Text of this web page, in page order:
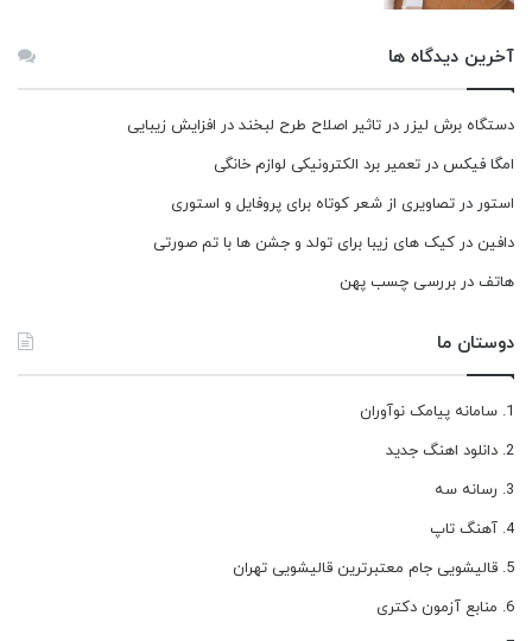
آخرین دیدگاه ها
دستگاه برش لیزر در تاثیر اصلاح طرح لبخند در افزایش زیبایی
امگا فیکس در تعمیر برد الکترونیکی لوازم خانگی
استور در تصاویری از شعر کوتاه برای پروفایل و استوری
دافین در کیک های زیبا برای تولد و جشن ها با تم صورتی
هاتف در بررسی چسب پهن
دوستان ما
سامانه پیامک نوآوران
دانلود اهنگ جدید
رسانه سه
آهنگ تاپ
قالیشویی جام معتبرترین قالیشویی تهران
منابع آزمون دکتری